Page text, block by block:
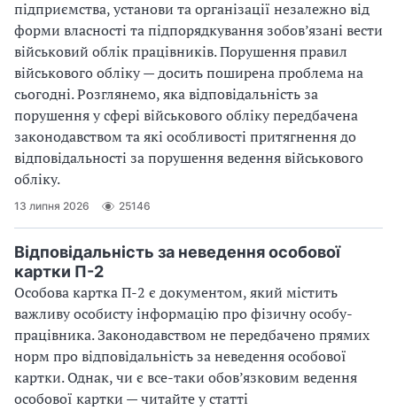
підприємства, установи та організації незалежно від
форми власності та підпорядкування зобов’язані вести
військовий облік працівників. Порушення правил
військового обліку — досить поширена проблема на
сьогодні. Розглянемо, яка відповідальність за
порушення у сфері військового обліку передбачена
законодавством та які особливості притягнення до
відповідальності за порушення ведення військового
обліку.
13 липня 2026 25146
Відповідальність за неведення особової
картки П-2
Особова картка П-2 є документом, який містить
важливу особисту інформацію про фізичну особу-
працівника. Законодавством не передбачено прямих
норм про відповідальність за неведення особової
картки. Однак, чи є все-таки обов’язковим ведення
особової картки — читайте у статті